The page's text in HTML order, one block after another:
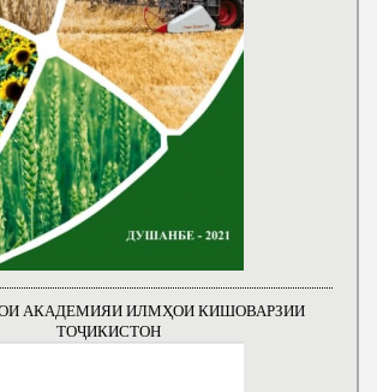
АКАДЕМИЯИ ИЛМҲОИ КИШОВАРЗИИ
ТОҶИКИСТОН